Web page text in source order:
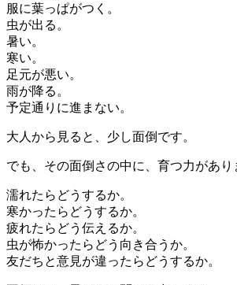
服に葉っぱがつく。
虫が出る。
暑い。
寒い。
足元が悪い。
雨が降る。
予定通りに進まない。
大人から見ると、少し面倒です。
でも、その面倒さの中に、育つ力があり
濡れたらどうするか。
寒かったらどうするか。
疲れたらどう伝えるか。
虫が怖かったらどう向き合うか。
友だちと意見が違ったらどうするか。